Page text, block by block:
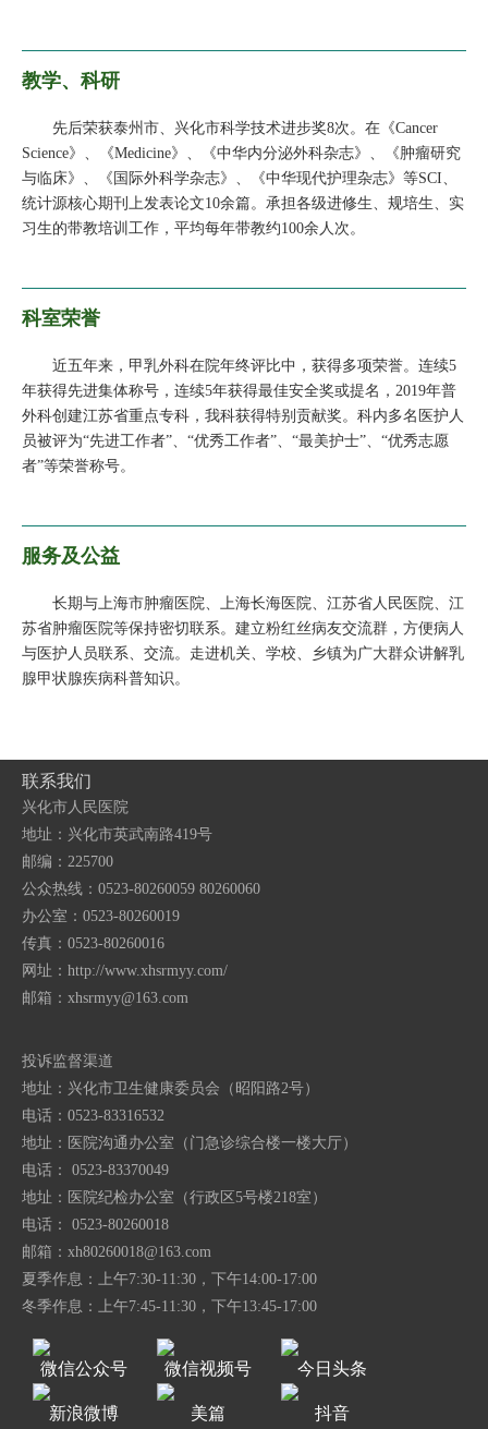
教学、科研
先后荣获泰州市、兴化市科学技术进步奖8次。在《Cancer
Science》、《Medicine》、《中华内分泌外科杂志》、《肿瘤研究
与临床》、《国际外科学杂志》、《中华现代护理杂志》等SCI、
统计源核心期刊上发表论文10余篇。承担各级进修生、规培生、实
习生的带教培训工作，平均每年带教约100余人次。
科室荣誉
近五年来，甲乳外科在院年终评比中，获得多项荣誉。连续5
年获得先进集体称号，连续5年获得最佳安全奖或提名，2019年普
外科创建江苏省重点专科，我科获得特别贡献奖。科内多名医护人
员被评为“先进工作者”、“优秀工作者”、“最美护士”、“优秀志愿
者”等荣誉称号。
服务及公益
长期与上海市肿瘤医院、上海长海医院、江苏省人民医院、江
苏省肿瘤医院等保持密切联系。建立粉红丝病友交流群，方便病人
与医护人员联系、交流。走进机关、学校、乡镇为广大群众讲解乳
腺甲状腺疾病科普知识。
联系我们
兴化市人民医院
地址：兴化市英武南路419号
邮编：225700
公众热线：0523-80260059 80260060
办公室：0523-80260019
传真：0523-80260016
网址：http://www.xhsrmyy.com/
邮箱： xhsrmyy@163.com
投诉监督渠道
地址：兴化市卫生健康委员会（昭阳路2号）
电话：0523-83316532
地址：医院沟通办公室（门急诊综合楼一楼大厅）
电话： 0523-83370049
地址：医院纪检办公室（行政区5号楼218室）
电话： 0523-80260018
邮箱： xh80260018@163.com
夏季作息：上午7:30-11:30，下午14:00-17:00
冬季作息：上午7:45-11:30，下午13:45-17:00
微信公众号 微信视频号 今日头条
新浪微博 美篇 抖音